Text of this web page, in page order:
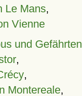
Le Mans,
Vienne
und Gefährten
,
,
Montereale,